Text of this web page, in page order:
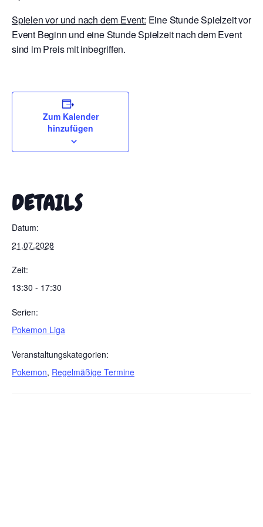
Spielen vor und nach dem Event: Eine Stunde Spielzeit vor
Event Beginn und eine Stunde Spielzeit nach dem Event
sind im Preis mit inbegriffen.
Zum Kalender
hinzufügen
DETAILS
Datum:
21.07.2028
Zeit:
13:30 - 17:30
Serien:
Pokemon Liga
Veranstaltungskategorien:
Pokemon, Regelmäßige Termine